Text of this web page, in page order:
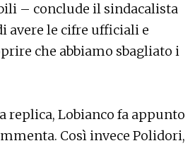
– conclude il sindacalista
avere le cifre ufficiali e
che abbiamo sbagliato i
replica, Lobianco fa appunto
Così invece Polidori,